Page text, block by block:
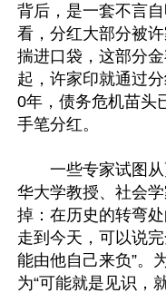
背后，是一套不言
看，分红大部分被
揣进口袋，这部分
起，许家印就通过
0年，债务危机苗头
手笔分红。
一些专家试图从
华大学教授、社会
掉：在历史的转弯
走到今天，可以说
能由他自己来负”。
为“可能就是见识，